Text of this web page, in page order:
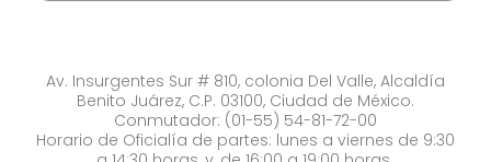
Av. Insurgentes Sur # 810, colonia Del Valle, Alcaldía
Benito Juárez, C.P. 03100, Ciudad de México.
Conmutador: (01-55) 54-81-72-00
Horario de Oficialía de partes: lunes a viernes de 9:30